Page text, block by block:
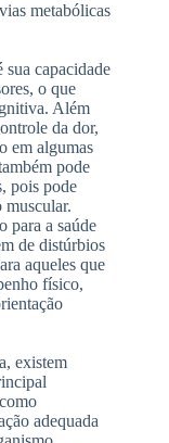
metabólicas
capacidade
o que
Além
da dor,
em algumas
pode
pois pode
muscular.
para a saúde
de distúrbios
aqueles que
físico,
existem
adequada